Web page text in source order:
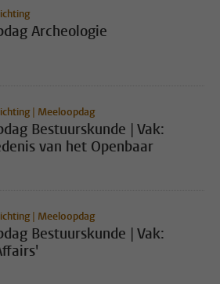
Archeologie
| Meeloopdag
Bestuurskunde | Vak:
van het Openbaar
| Meeloopdag
Bestuurskunde | Vak: